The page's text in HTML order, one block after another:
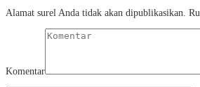
Alamat surel Anda tidak akan dipublikasikan.
Komentar